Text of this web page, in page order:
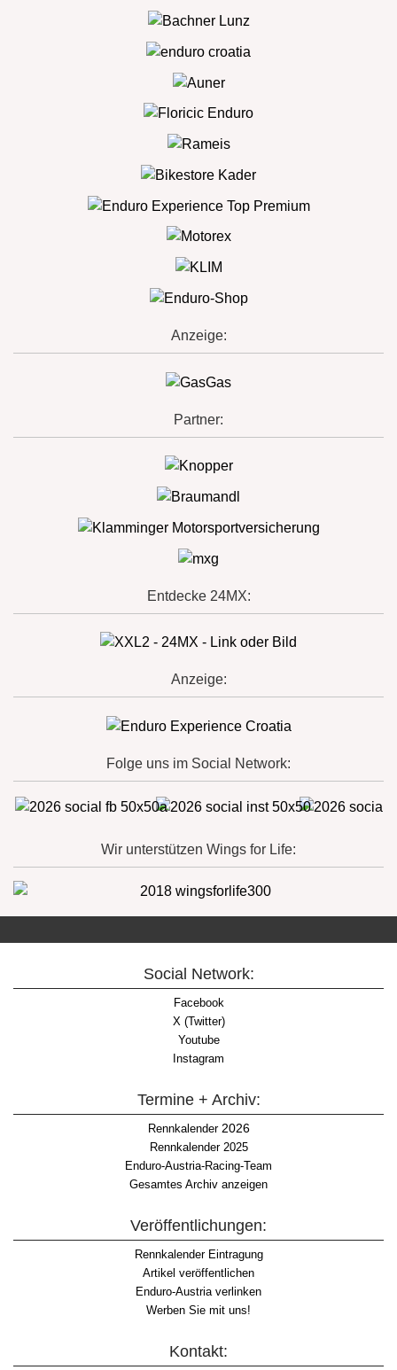
Anzeige:
Partner:
Entdecke 24MX:
Anzeige:
Folge uns im Social Network:
Wir unterstützen Wings for Life:
Social Network:
Facebook
X (Twitter)
Youtube
Instagram
Termine + Archiv:
Rennkalender2026
Rennkalender 2025
Enduro-Austria-Racing-Team
Gesamtes Archiv anzeigen
Veröffentlichungen:
Rennkalender Eintragung
Artikel veröffentlichen
Enduro-Austria verlinken
Werben Sie mit uns!
Kontakt: